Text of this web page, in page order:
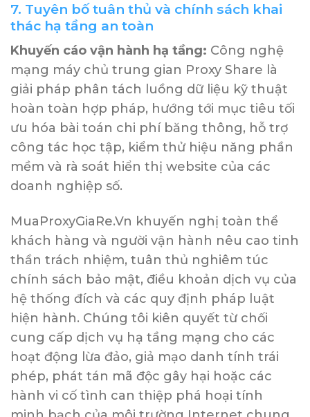
7. Tuyên bố tuân thủ và chính sách khai
thác hạ tầng an toàn
Khuyến cáo vận hành hạ tầng: Công nghệ
mạng máy chủ trung gian Proxy Share là
giải pháp phân tách luồng dữ liệu kỹ thuật
hoàn toàn hợp pháp, hướng tới mục tiêu tối
ưu hóa bài toán chi phí băng thông, hỗ trợ
công tác học tập, kiểm thử hiệu năng phần
mềm và rà soát hiển thị website của các
doanh nghiệp số.
MuaProxyGiaRe.Vn khuyến nghị toàn thể
khách hàng và người vận hành nêu cao tinh
thần trách nhiệm, tuân thủ nghiêm túc
chính sách bảo mật, điều khoản dịch vụ của
hệ thống đích và các quy định pháp luật
hiện hành. Chúng tôi kiên quyết từ chối
cung cấp dịch vụ hạ tầng mạng cho các
hoạt động lừa đảo, giả mạo danh tính trái
phép, phát tán mã độc gây hại hoặc các
hành vi cố tình can thiệp phá hoại tính